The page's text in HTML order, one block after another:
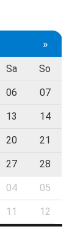
»
Sa So
06 07
13 14
20 21
27 28
04 05
11 12